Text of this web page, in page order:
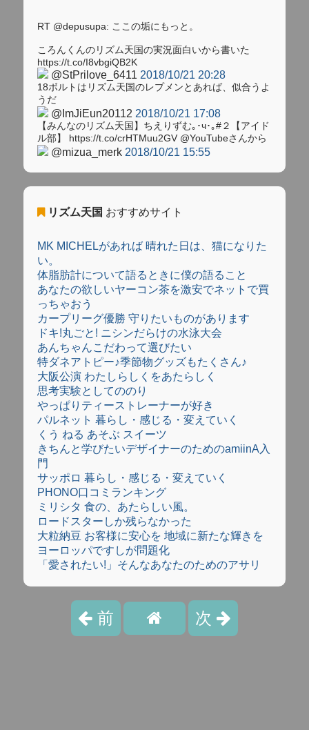
RT @depusupa: ここの垢にもっと。
ころんくんのリズム天国の実況面白いから書いた
https://t.co/I8vbgiQB2K
@StPrilove_6411 2018/10/21 20:28
18ボルトはリズム天国のレプメンとあれば、似合うよ
うだ
@ImJiEun20112 2018/10/21 17:08
【みんなのリズム天国】ちえりずむ｡･ч･｡#２【アイド
ル部】 https://t.co/crHTMuu2GV @YouTubeさんから
@mizua_merk 2018/10/21 15:55
リズム天国 おすすめサイト
MK MICHELがあれば 晴れた日は、猫になりた
い。
体脂肪計について語るときに僕の語ること
あなたの欲しいヤーコン茶を激安でネットで買
っちゃおう
カープリーグ優勝 守りたいものがあります
ドキ!丸ごと! ニシンだらけの水泳大会
あんちゃんこだわって選びたい
特ダネアトピー♪季節物グッズもたくさん♪
大阪公演 わたしらしくをあたらしく
思考実験としてののり
やっぱりティーストレーナーが好き
パルネット 暮らし・感じる・変えていく
くう ねる あそぶ スイーツ
きちんと学びたいデザイナーのためのamiinA入
門
サッポロ 暮らし・感じる・変えていく
PHONO口コミランキング
ミリシタ 食の、あたらしい風。
ロードスターしか残らなかった
大粒納豆 お客様に安心を 地域に新たな輝きを
ヨーロッパですしが問題化
「愛されたい!」そんなあなたのためのアサリ
前 次